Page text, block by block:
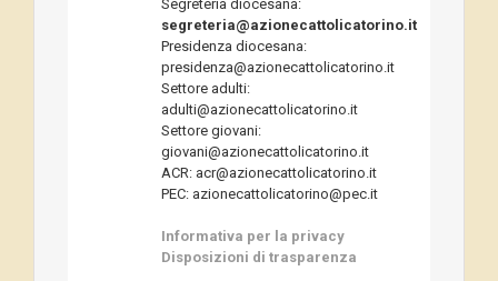
Segreteria diocesana:
segreteria@azionecattolicatorino.it
Presidenza diocesana:
presidenza@azionecattolicatorino.it
Settore adulti:
adulti@azionecattolicatorino.it
Settore giovani:
giovani@azionecattolicatorino.it
ACR: acr@azionecattolicatorino.it
PEC: azionecattolicatorino@pec.it
Informativa per la privacy
Disposizioni di trasparenza